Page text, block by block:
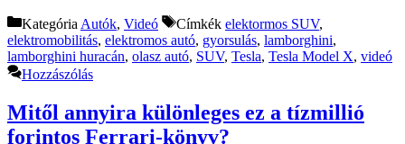
Kategória Autók, Videó Címkék elektormos SUV,
elektromobilitás, elektromos autó, gyorsulás, lamborghini,
lamborghini huracán, olasz autó, SUV, Tesla, Tesla Model X, videó
Hozzászólás
Mitől annyira különleges ez a tízmillió
forintos Ferrari-könyv?